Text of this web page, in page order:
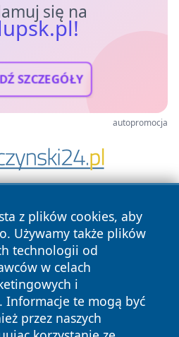
się na
SZCZEGÓŁY
autopromocja
z plików cookies, aby
Używamy także plików
technologii od
w celach
i
Informacje te mogą być
przez naszych
Wszystkie prawa zastrzeżone.